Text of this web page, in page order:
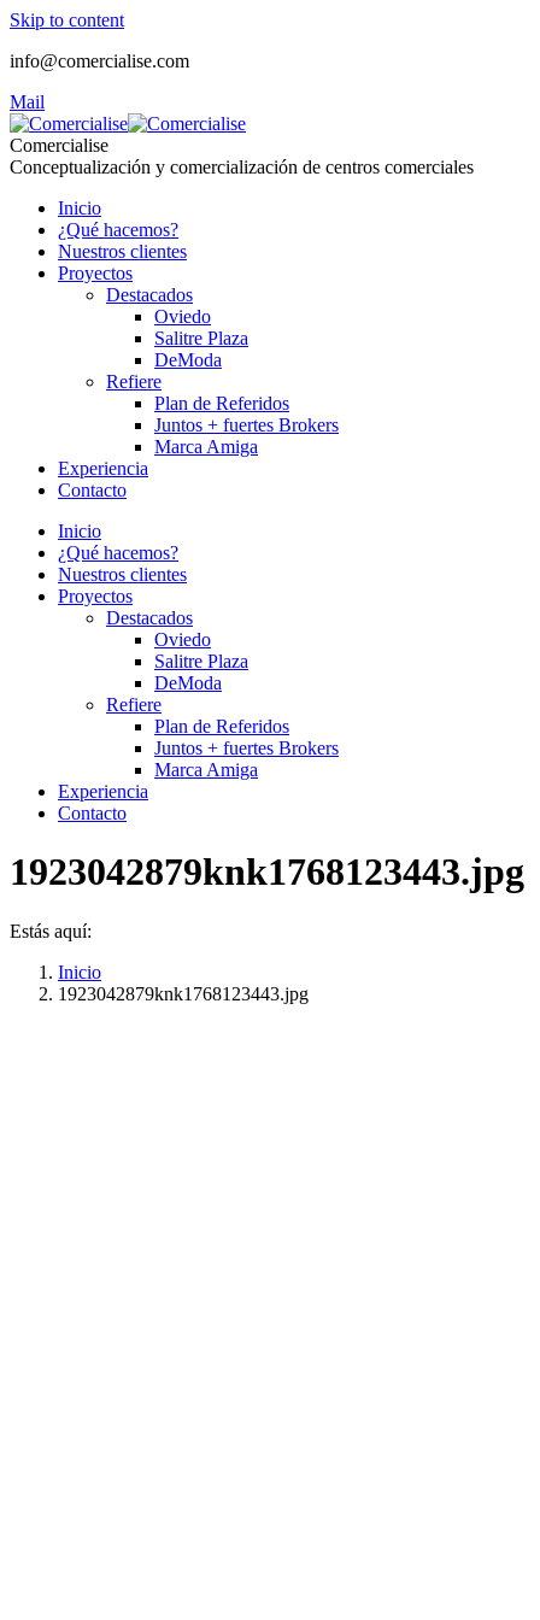
Skip to content
info@comercialise.com
Mail
Comercialise
Conceptualización y comercialización de centros comerciales
Inicio
¿Qué hacemos?
Nuestros clientes
Proyectos
Destacados
Oviedo
Salitre Plaza
DeModa
Refiere
Plan de Referidos
Juntos + fuertes Brokers
Marca Amiga
Experiencia
Contacto
Inicio
¿Qué hacemos?
Nuestros clientes
Proyectos
Destacados
Oviedo
Salitre Plaza
DeModa
Refiere
Plan de Referidos
Juntos + fuertes Brokers
Marca Amiga
Experiencia
Contacto
1923042879knk1768123443.jpg
Estás aquí:
Inicio
1923042879knk1768123443.jpg